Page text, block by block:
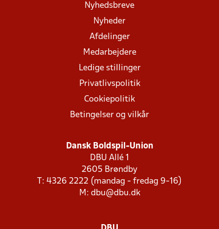
Nyhedsbreve
Nyheder
Afdelinger
Medarbejdere
Ledige stillinger
Privatlivspolitik
Cookiepolitik
Betingelser og vilkår
Dansk Boldspil-Union
DBU Allé 1
2605 Brøndby
T: 4326 2222 (mandag - fredag 9-16)
M: dbu@dbu.dk